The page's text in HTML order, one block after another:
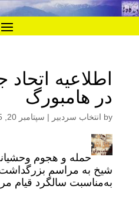
اطلاعیه اتحاد
در هامبورگ
by انتخاب سردبیر | سپتامبر 20, 2025 11:45 ق.ظ
حمله و هجوم
شيخ به مراسم بزرگداشت
به‌مناسبت سالگرد قیام